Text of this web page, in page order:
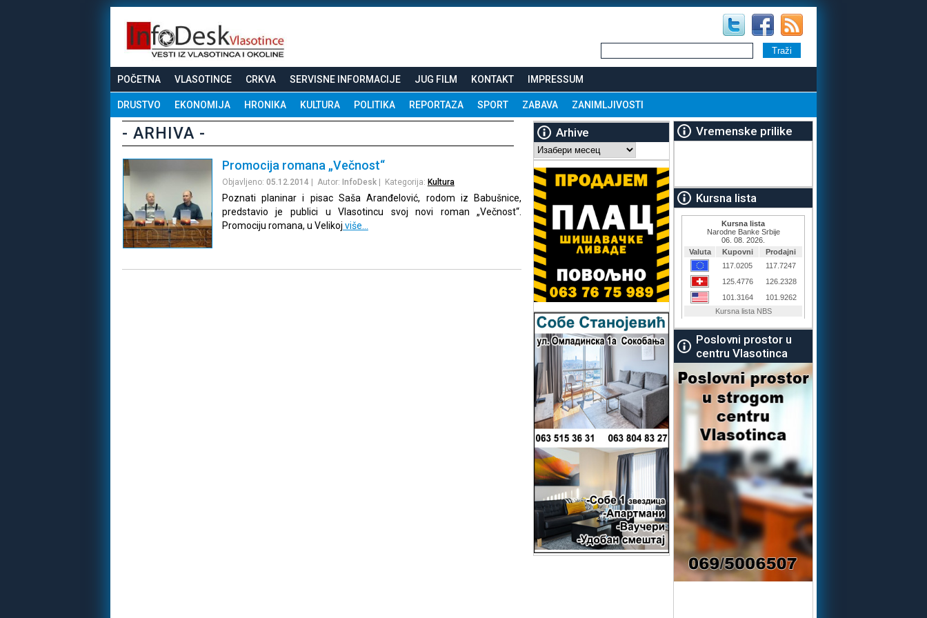
POČETNA VLASOTINCE CRKVA SERVISNE INFORMACIJE JUG FILM KONTAKT IMPRESSUM
DRUSTVO EKONOMIJA HRONIKA KULTURA POLITIKA REPORTAZA SPORT ZABAVA ZANIMLJIVOSTI
- ARHIVA -
Promocija romana „Večnost“
Objavljeno: 05.12.2014 | Autor: InfoDesk| Kategorija: Kultura
Poznati planinar i pisac Saša Aranđelović, rodom iz Babušnice,
predstavio je publici u Vlasotincu svoj novi roman „Večnost“.
Promociju romana, u Velikoj više…
Arhive
Arhive
Vremenske prilike
Kursna lista
Poslovni prostor u
centru Vlasotinca